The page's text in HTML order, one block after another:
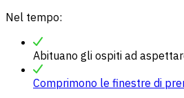
Nel tempo:
Abituano gli ospiti ad
Comprimono le finestre di